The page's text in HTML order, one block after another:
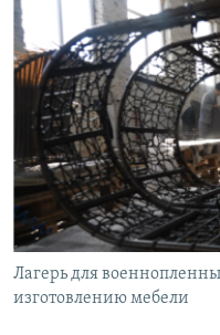
Лагерь для
изготовлению мебели